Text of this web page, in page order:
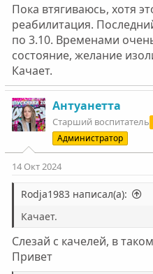
Пока втягиваюсь, хотя
реабилитация.
по 3.10. Временами
состояние, желание
Качает.
Антуанетта
Старший воспитатель
Администратор
14 Окт 2024
Rodja1983 написал(а):
Качает.
Слезай с качелей, в
Привет